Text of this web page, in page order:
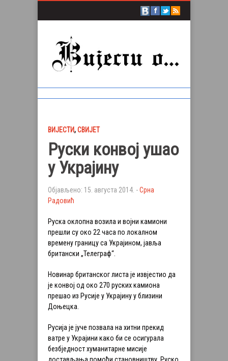
ВИЈЕСТИ,СВИЈЕТ
Руски конвој ушао
у Украјину
Објављено: 15. августа 2014. -Срна
Радовић
Руска оклопна возила и војни камиони
прешли су око 22 часа по локалном
времену границу са Украјином, јавља
британски „Телеграф“.
Новинар британског листа је извјестио да
је конвој од око 270 руских камиона
прешао из Русије у Украјину у близини
Доњецка.
Русија је јуче позвала на хитни прекид
ватре у Украјини како би се осигурала
безбједност хуманитарне мисије